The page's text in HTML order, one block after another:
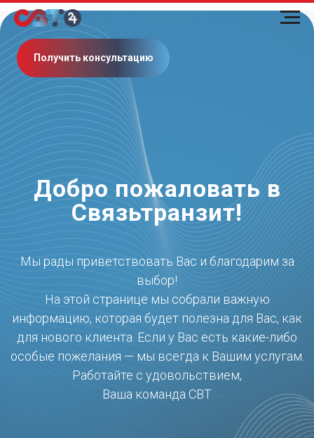
Получить консультацию
Добро пожаловать в
Связьтранзит!
Мы рады приветствовать Вас и благодарим за
выбор!
На этой странице мы собрали важную
информацию, которая будет полезна для Вас, как
для нового клиента. Если у Вас есть какие-либо
особые пожелания — мы всегда к Вашим услугам.
Работайте с удовольствием,
Ваша команда СВТ